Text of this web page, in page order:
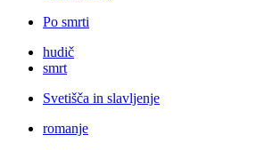
Po smrti
hudič
smrt
Svetišča in slavljenje
romanje